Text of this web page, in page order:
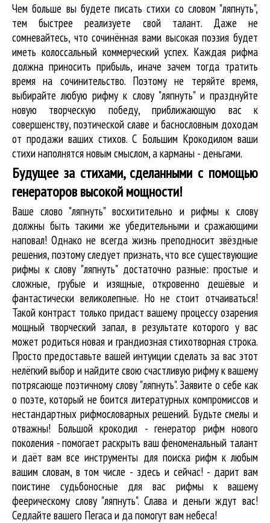
Чем больше вы будете писать стихи со словом "ляпнуть",
тем быстрее реализуете свой талант. Даже не
сомневайтесь, что сочинённая вами высокая поэзия будет
иметь колоссальный коммерческий успех. Каждая рифма
должна приносить прибыль, иначе зачем тогда тратить
время на сочинительство. Поэтому не теряйте время,
выбирайте любую рифму к слову "ляпнуть" и празднуйте
новую творческую победу, приближающую вас к
совершенству, поэтической славе и баснословным доходам
от продажи ваших стихов. С Большим Крокодилом ваши
стихи наполнятся новым смыслом, а карманы - деньгами.
Будущее за стихами, сделанными с помощью
генераторов высокой мощности!
Ваше слово "ляпнуть" восхитительно и рифмы к слову
должны быть такими же убедительными и сражающими
наповал! Однако не всегда жизнь преподносит звёздные
решения, поэтому следует признать, что все существующие
рифмы к слову "ляпнуть" достаточно разные: простые и
сложные, грубые и изящные, откровенно дешёвые и
фантастически великолепные. Но не стоит отчаиваться!
Такой контраст только придаст вашему процессу озарения
мощный творческий запал, в результате которого у вас
может родиться новая и грандиозная стихотворная строка.
Просто предоставьте вашей интуиции сделать за вас этот
нелёгкий выбор и найдите свою счастливую рифму к вашему
потрясающе поэтичному слову "ляпнуть". Заявите о себе как
о поэте, который не боится литературных компромиссов и
нестандартных рифмословарных решений. Будьте смелы и
отважны! Большой крокодил - генератор рифм нового
поколения - помогает раскрыть ваш феноменальный талант
и даёт вам все инструменты для поиска рифмк любым
вашим словам, в том числе - здесь и сейчас! - дарит вам
поистине судьбоносные для вас рифмы к вашему
феерическому слову "ляпнуть". Слава и деньги ждут вас!
Седлайте вашего Пегаса и да помогут вам небеса!